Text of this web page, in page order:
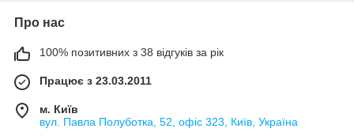
Про нас
100% позитивних з 38 відгуків за рік
Працює з 23.03.2011
м. Київ
вул. Павла Полуботка, 52, офіс 323, Київ, Україна